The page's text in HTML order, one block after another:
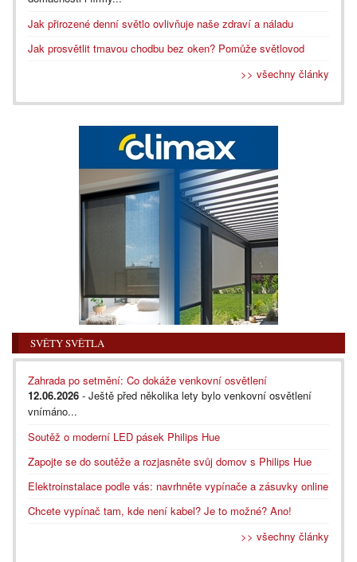
Jak přirozené denní světlo ovlivňuje naše zdraví a náladu
Jak prosvětlit tmavou chodbu bez oken? Pomůže světlovod
>> všechny články
SVĚTY SVĚTLA
Zahrada po setmění: Co dokáže venkovní osvětlení
12.06.2026 - Ještě před několika lety bylo venkovní osvětlení
vnímáno...
Soutěž o moderní LED pásek Philips Hue
Zapojte se do soutěže a rozjasněte svůj domov s Philips Hue
Elektroinstalace podle vás: navrhněte vypínače a zásuvky online
Chcete vypínač tam, kde není kabel? Je to možné? Ano!
>> všechny články